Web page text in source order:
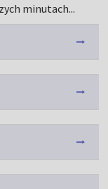
minutach...